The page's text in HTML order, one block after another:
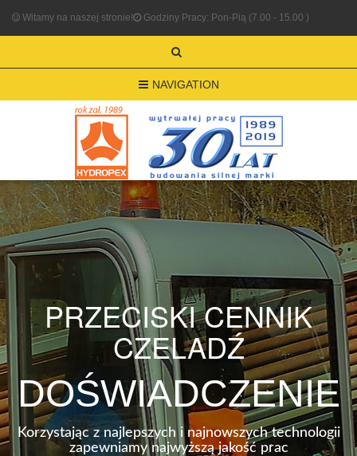
Witamy na naszej stronie! Godziny Pracy: Pon-Pią (7.00 - 15.00 )
NAVIGATION
PRZECISKI CENNIK
CZELADŹ
DOŚWIADCZENIE
Korzystając z najlepszych i najnowszych technologii
zapewniamy najwyższą jakość prac